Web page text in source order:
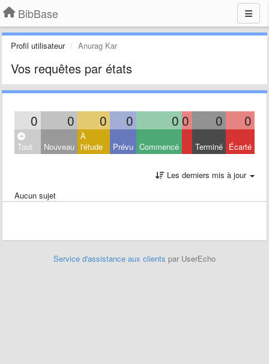
BibBase
Profil utilisateur Anurag Kar
Vos requêtes par états
0 0 0 0 0 0 0 0
Tout Nouveau
À
l'étude
Prévu Commencé Terminé Écarté
Les derniers mis à jour
Aucun sujet
Service d'assistance aux clients par UserEcho